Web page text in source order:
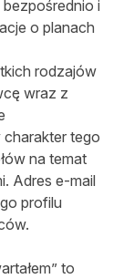
i
o planach
rodzajów
wraz z
tego
na temat
Adres e-mail
profilu
to